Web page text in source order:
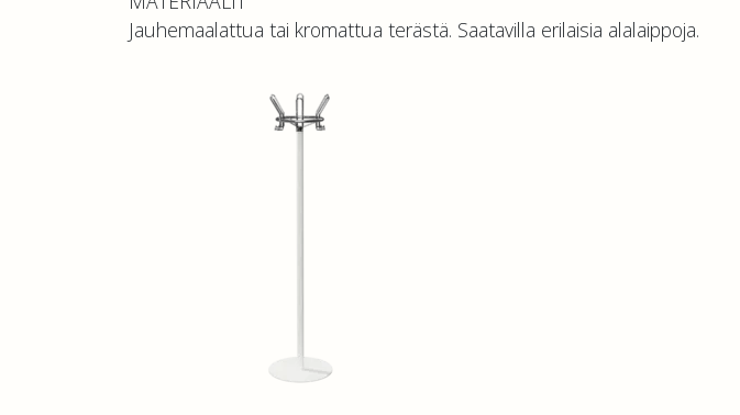
Jauhemaalattua tai kromattua terästä. Saatavilla erilaisia alalaippoja.